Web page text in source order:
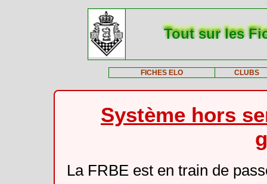
Tout sur les
FICHES ELO CLUBS
Système hors
La FRBE est en train de